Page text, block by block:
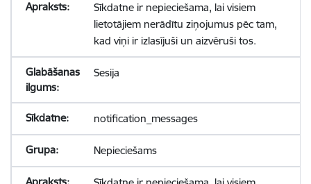
Sīkdatne ir nepieciešama, lai visiem
lietotājiem nerādītu ziņojumus pēc tam,
kad viņi ir izlasījuši un aizvēruši tos.
Sesija
notification_messages
Nepieciešams